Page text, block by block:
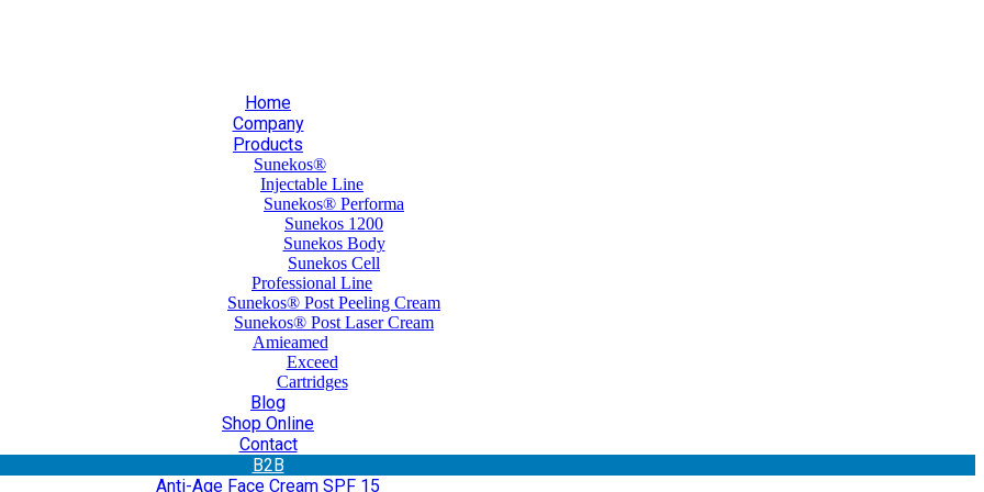
Home
Company
Products
Sunekos®
Injectable Line
Sunekos® Performa
Sunekos 1200
Sunekos Body
Sunekos Cell
Professional Line
Sunekos® Post Peeling Cream
Sunekos® Post Laser Cream
Amieamed
Exceed
Cartridges
Blog
Shop Online
Contact
Β2Β
Anti-Age Face Cream SPF 15